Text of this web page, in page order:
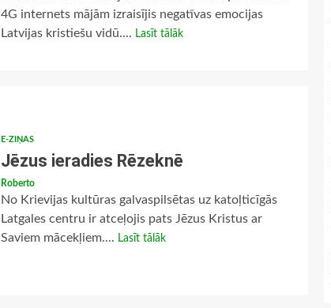
4G internets mājām izraisījis negatīvas emocijas
Latvijas kristiešu vidū.... Lasīt tālāk
E-ZIŅAS
Jēzus ieradies Rēzeknē
Roberto
No Krievijas kultūras galvaspilsētas uz katoļticīgās
Latgales centru ir atceļojis pats Jēzus Kristus ar
Saviem mācekļiem.... Lasīt tālāk